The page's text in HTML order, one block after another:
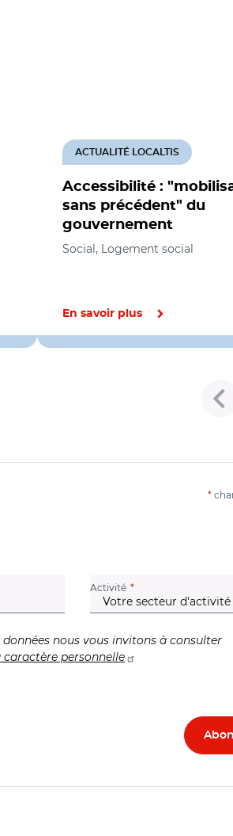
Accessibilité :
sans précédent" du
gouvernement
ACTUALITÉ LOCALTIS
Social, Logement social
En savoir plus
*
Activité (champ obligatoire)
nous vous invitons à consulter
personnelle